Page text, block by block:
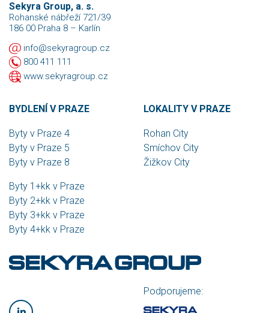
Sekyra Group, a. s.
Rohanské nábřeží 721/39
186 00 Praha 8 – Karlín
info@sekyragroup.cz
800 411 111
www.sekyragroup.cz
LOKALITY V PRAZE
Rohan City
Smíchov City
Žižkov City
BYDLENÍ V PRAZE
Byty v Praze 4
Byty v Praze 5
Byty v Praze 8
Byty 1+kk v Praze
Byty 2+kk v Praze
Byty 3+kk v Praze
Byty 4+kk v Praze
Podporujeme: